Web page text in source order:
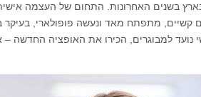
בשנים האחרונות. התחום של העצמה אישית
מתפתח מאד ונעשה פופולארי, בעיקר
למבוגרים, הכירו את האופציה החדשה –